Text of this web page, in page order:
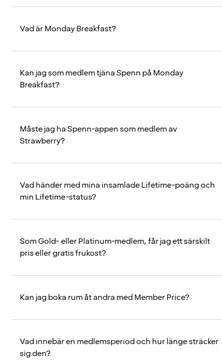
Vad är Monday Breakfast?
Kan jag som medlem tjäna Spenn på Monday
Breakfast?
Måste jag ha Spenn-appen som medlem av
Strawberry?
Vad händer med mina insamlade Lifetime-poäng och
min Lifetime-status?
Som Gold- eller Platinum-medlem, får jag ett särskilt
pris eller gratis frukost?
Kan jag boka rum åt andra med Member Price?
Vad innebär en medlemsperiod och hur länge sträcker
sig den?